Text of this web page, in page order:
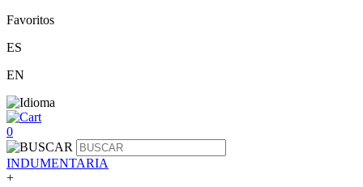
Favoritos
ES
EN
0
INDUMENTARIA
+